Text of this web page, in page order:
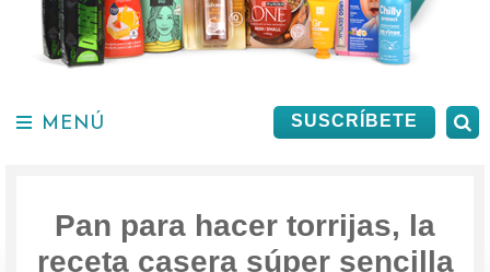
SUSCRÍBETE
MENÚ
Pan para hacer torrijas, la
receta casera súper sencilla